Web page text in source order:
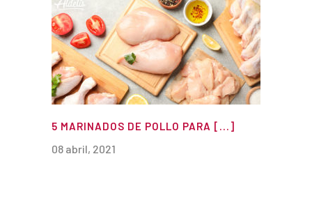
5 MARINADOS DE POLLO PARA [...]
08 abril, 2021